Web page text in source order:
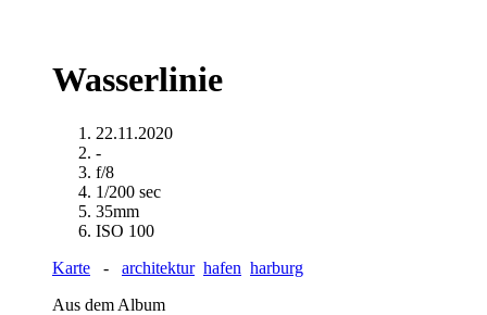
Wasserlinie
22.11.2020
-
f/8
1/200 sec
35mm
ISO 100
Karte - architektur hafen harburg
Aus dem Album